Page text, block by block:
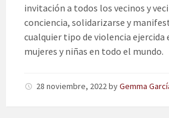
invitación a todos los vecinos y
conciencia, solidarizarse y
cualquier tipo de violencia ejercida
mujeres y niñas en todo el mundo.
28 noviembre, 2022byGemma